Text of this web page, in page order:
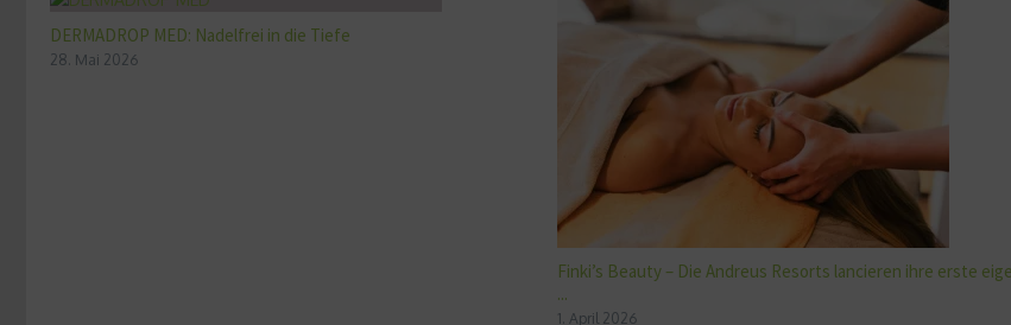
DERMADROP MED: Nadelfrei in die Tiefe
28. Mai 2026
Finki’s Beauty – Die Andreus Resorts lancieren ihre erste
...
1. April 2026